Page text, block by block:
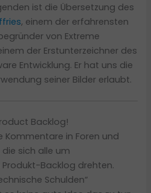
ist die Übersetzung des
, einem der erfahrensten
von Extreme
der Erstunterzeichner des
Entwicklung. Er hat uns die
seiner Bilder erlaubt.
Backlog!
Kommentare in Foren und
sich alle um
Produkt-Backlog drehten.
Schulden“